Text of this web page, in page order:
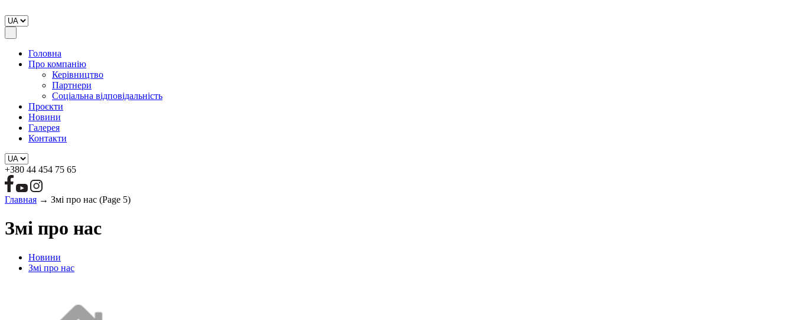
Головна
Про компанію
Керівництво
Партнери
Соціальна відповідальність
Проєкти
Новини
Галерея
Контакти
+380 44 454 75 65
Главная → Змі про нас (Page 5)
Змі про нас
Новини
Змі про нас